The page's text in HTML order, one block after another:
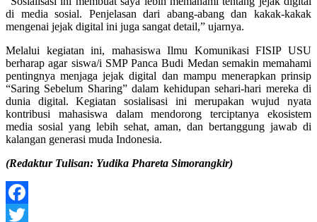
di media sosial. Penjelasan dari abang-abang dan kakak-kakak
mengenai jejak digital ini juga sangat detail,” ujarnya.
Melalui kegiatan ini, mahasiswa Ilmu Komunikasi FISIP USU
berharap agar siswa/i SMP Panca Budi Medan semakin memahami
pentingnya menjaga jejak digital dan mampu menerapkan prinsip
“Saring Sebelum Sharing” dalam kehidupan sehari-hari mereka di
dunia digital. Kegiatan sosialisasi ini merupakan wujud nyata
kontribusi mahasiswa dalam mendorong terciptanya ekosistem
media sosial yang lebih sehat, aman, dan bertanggung jawab di
kalangan generasi muda Indonesia.
(Redaktur Tulisan: Yudika Phareta Simorangkir)
Facebook